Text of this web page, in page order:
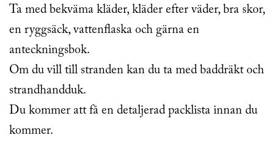
Ta med bekväma kläder, kläder efter väder, bra skor,
en ryggsäck, vattenflaska och gärna en
anteckningsbok.
Om du vill till stranden kan du ta med baddräkt och
strandhandduk.
Du kommer att få en detaljerad packlista innan du
kommer.